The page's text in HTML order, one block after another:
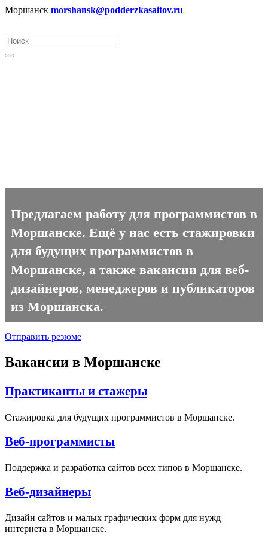
Моршанск morshansk@podderzkasaitov.ru
Предлагаем работу для программистов в
Моршанске. Ещё у нас есть стажировки
для будущих программистов в
Моршанске, а также вакансии для веб-
дизайнеров, менеджеров и публикаторов
из Моршанска.
Отправить резюме
Вакансии в Моршанске
Практиканты и стажеры
Стажировка для будущих программистов в Моршанске.
Веб-программисты
Поддержка и разработка сайтов всех типов в Моршанске.
Веб-дизайнеры
Дизайн сайтов и малых графических форм для нужд
интернета в Моршанске.